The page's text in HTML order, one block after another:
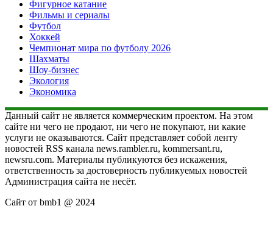
Фигурное катание
Фильмы и сериалы
Футбол
Хоккей
Чемпионат мира по футболу 2026
Шахматы
Шоу-бизнес
Экология
Экономика
Данный сайт не является коммерческим проектом. На этом
сайте ни чего не продают, ни чего не покупают, ни какие
услуги не оказываются. Сайт представляет собой ленту
новостей RSS канала news.rambler.ru, kommersant.ru,
newsru.com. Материалы публикуются без искажения,
ответственность за достоверность публикуемых новостей
Администрация сайта не несёт.
Сайт от bmb1 @ 2024